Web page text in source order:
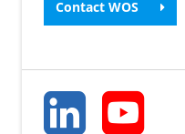
Contact WOS